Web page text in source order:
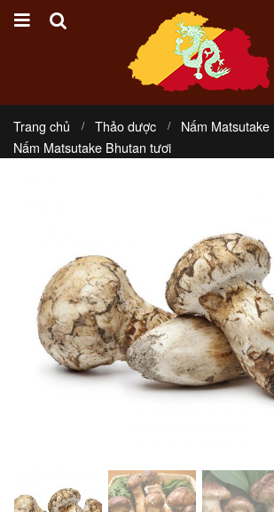
Trang chủ Thảo dược
Nấm Matsutake
Nấm Matsutake Bhutan tươi